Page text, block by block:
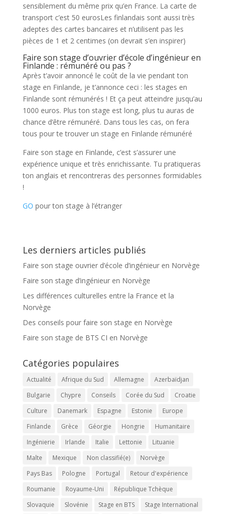
sensiblement du même prix qu’en France. La carte de
transport c’est 50 eurosLes finlandais sont aussi très
adeptes des cartes bancaires et n’utilisent pas les
pièces de 1 et 2 centimes (on devrait s’en inspirer)
Faire son stage d’ouvrier d’école d’ingénieur en
Finlande : rémunéré ou pas ?
Après t’avoir annoncé le coût de la vie pendant ton
stage en Finlande, je t’annonce ceci : les stages en
Finlande sont rémunérés ! Et ça peut atteindre jusqu’au
1000 euros. Plus ton stage est long, plus tu auras de
chance d’être rémunéré. Dans tous les cas, on fera
tous pour te trouver un stage en Finlande rémunéré
Faire son stage en Finlande, c’est s’assurer une
expérience unique et très enrichissante. Tu pratiqueras
ton anglais et rencontreras des personnes formidables
!
GO pour ton stage à l’étranger
Les derniers articles publiés
Faire son stage ouvrier d’école d’ingénieur en Norvège
Faire son stage d’ingénieur en Norvège
Les différences culturelles entre la France et la
Norvège
Des conseils pour faire son stage en Norvège
Faire son stage de BTS CI en Norvège
Catégories populaires
Actualité Afrique du Sud Allemagne
Azerbaïdjan
Bulgarie
Chypre Conseils Corée du Sud
Croatie
Culture
Danemark Espagne Estonie
Europe
Finlande
Grèce Géorgie Hongrie
Humanitaire
Ingénierie
Irlande Italie Lettonie
Lituanie
Malte
Mexique Non classifié(e)
Norvège
Pays Bas
Pologne Portugal
Retour d'expérience
Roumanie
Royaume-Uni
République Tchèque
Slovaquie
Slovénie Stage en BTS Stage International